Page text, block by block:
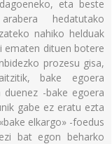
eta beste
hedatutako
nahiko helduak
ematen dituen botere
prozesu gisa,
bake egoera
-bake egoera
gabe ez eratu ezta
elkargo» -foedus
bat egon beharko